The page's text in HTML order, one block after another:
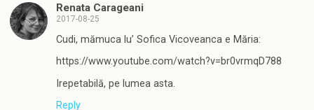
Renata Carageani
2017-08-25
Cudi, mămuca lu’ Sofica Vicoveanca e Măria:
https://www.youtube.com/watch?v=br0vrmqD788
Irepetabilă, pe lumea asta.
Reply